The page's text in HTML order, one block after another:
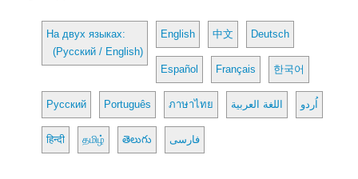
На двух языках:
(Русский / English)
English 中文 Deutsch
Español Français 한국어
Русский Português ภาษาไทย اللغة العربية اُردو
हिन्दी தமிழ் తెలుగు فارسی